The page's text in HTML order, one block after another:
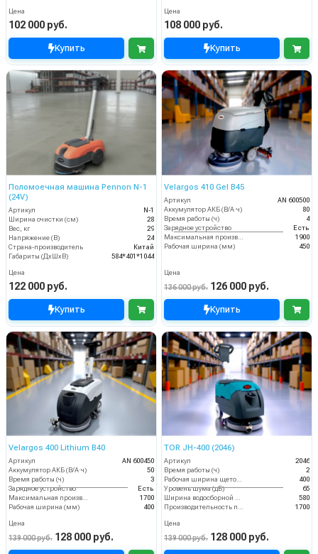
Цена
102 000 руб.
Купить
Цена
108 000 руб.
Купить
Поломоечная машина Pennon N-1
(24V)
Артикул
N-1
Ширина очистки (см)
28
Вес, кг
29
Напряжение (В)
24
Страна-производитель
Китай
Габариты (ДхШхВ)
584*401*1044
Цена
122 000 руб.
Купить
Velargos 410 Gel B45
Артикул
AN 600500
Аккумулятор АКБ (В/А·ч)
80
Время работы (ч)
4
Зарядное устройство
Есть
1900
Рабочая ширина (мм)
450
Цена
136 000 руб. 126 000 руб.
Купить
Velargos 400 Lithium B40
Артикул
AN 600450
Аккумулятор АКБ (В/А·ч)
50
Время работы (ч)
3
Зарядное устройство
Есть
Максимальная производительность (кв.м/час)
1700
Рабочая ширина (мм)
400
Цена
139 000 руб. 128 000 руб.
TOR JH-400 (2046)
Артикул
2046
Время работы (ч)
2
Рабочая ширина щеток (мм)
400
Уровень шума (дБ)
65
Ширина водосборной рейки
580
Производительность по площади (м2/ч)
1700
Цена
139 000 руб. 128 000 руб.